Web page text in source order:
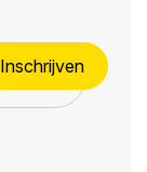
Inschrijven